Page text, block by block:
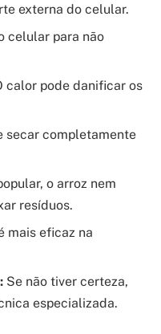
externa do celular.
celular para não
calor pode danificar os
secar completamente
o arroz nem
resíduos.
mais eficaz na
Se não tiver certeza,
especializada.